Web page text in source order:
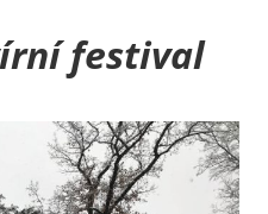
festival